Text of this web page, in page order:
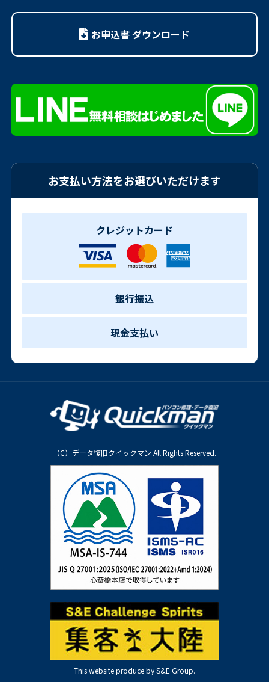
お申込書 ダウンロード
お支払い方法をお選びいただけます
クレジットカード
銀行振込
現金支払い
（C）データ復旧クイックマン All Rights Reserved.
This website produce by S&E Group.